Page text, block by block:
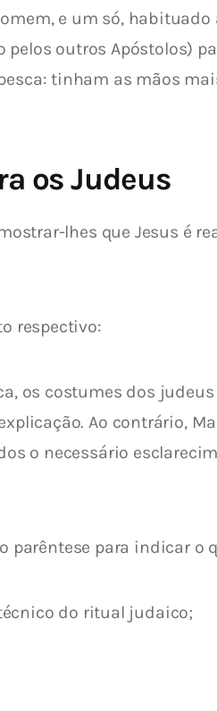
e um só, habituado
outros Apóstolos)
tinham as mãos
os Judeus
lhes que Jesus é
respectivo:
os costumes dos
Ao contrário,
o necessário
parêntese para indicar o
do ritual judaico;